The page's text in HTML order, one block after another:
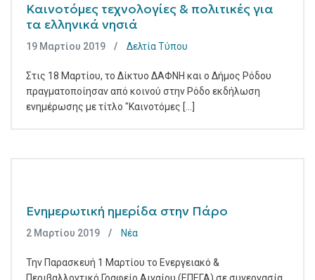
Καινοτόμες τεχνολογίες & πολιτικές για
τα ελληνικά νησιά
19 Μαρτίου 2019 Δελτία Τύπου
Στις 18 Μαρτίου, το Δίκτυο ΔΑΦΝΗ και ο Δήμος Ρόδου
πραγματοποίησαν από κοινού στην Ρόδο εκδήλωση
ενημέρωσης με τίτλο "Καινοτόμες [...]
Ενημερωτική ημερίδα στην Πάρο
2 Μαρτίου 2019 Νέα
Την Παρασκευή 1 Μαρτίου το Ενεργειακό &